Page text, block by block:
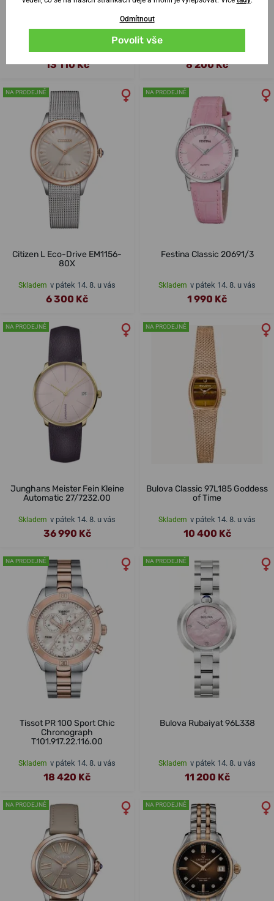
Tissot Seastar 1000 Quartz
Lady T120.210.22.111.00
Skladem v pátek 14. 8. u vás
13 110 Kč
Citizen Tsuyosa Automatic 37
mm NJ0200-50Z
Skladem v pátek 14. 8. u vás
8 200 Kč
NA PRODEJNĚ
Citizen L Eco-Drive EM1156-
80X
Skladem v pátek 14. 8. u vás
6 300 Kč
NA PRODEJNĚ
Festina Classic 20691/3
Skladem v pátek 14. 8. u vás
1 990 Kč
NA PRODEJNĚ
Junghans Meister Fein Kleine
Automatic 27/7232.00
Skladem v pátek 14. 8. u vás
36 990 Kč
NA PRODEJNĚ
Bulova Classic 97L185 Goddess
of Time
Skladem v pátek 14. 8. u vás
10 400 Kč
NA PRODEJNĚ
Tissot PR 100 Sport Chic
Chronograph
T101.917.22.116.00
Skladem v pátek 14. 8. u vás
18 420 Kč
NA PRODEJNĚ
Bulova Rubaiyat 96L338
Skladem v pátek 14. 8. u vás
11 200 Kč
NA PRODEJNĚ NA PRODEJNĚ
Odmítnout
Povolit vše